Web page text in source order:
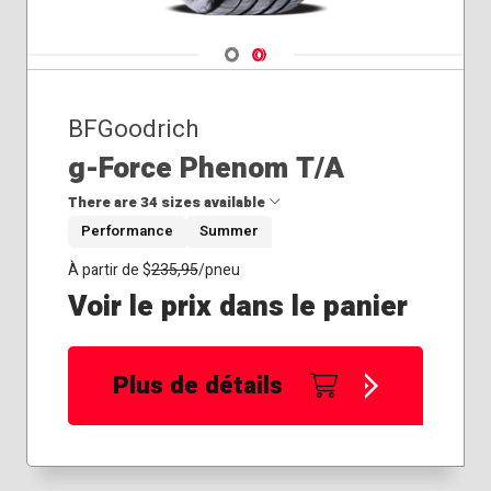
295/50R22
Navigate 1
Navigate 2
BFGoodrich
g-Force Phenom T/A
There are 34 sizes available
205/40R17
205/45R17
205/50R17
215/45R17
215/45R18
215/50R17
225/40R18
Performance Summer
À partir de $235,95/pneu
Voir le prix dans le panier
Plus de détails